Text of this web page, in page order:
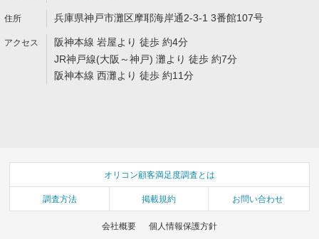
兵庫県神戸市灘区摩耶海岸通2-3-1 3番館107号
阪神本線 岩屋より 徒歩 約4分
JR神戸線(大阪～神戸) 灘より 徒歩 約7分
阪神本線 西灘より 徒歩 約11分
オリコン顧客満足度調査とは
調査方法 掲載規約 お問い合わせ
会社概要 個人情報保護方針